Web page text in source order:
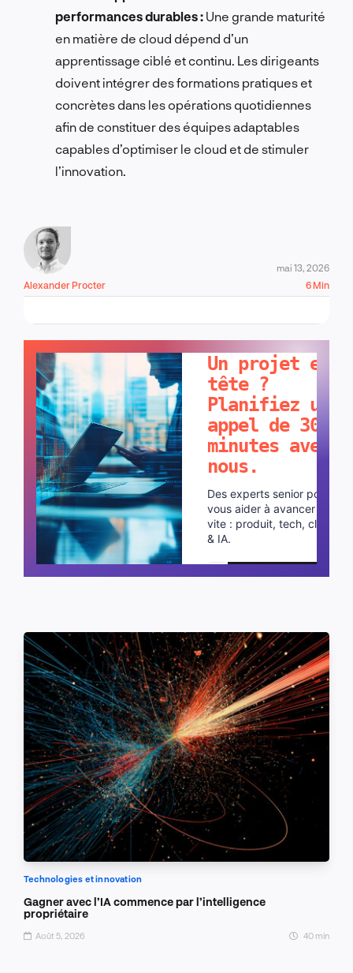
performances durables : Une grande maturité
en matière de cloud dépend d’un
apprentissage ciblé et continu. Les dirigeants
doivent intégrer des formations pratiques et
concrètes dans les opérations quotidiennes
afin de constituer des équipes adaptables
capables d’optimiser le cloud et de stimuler
l’innovation.
Alexander Procter
mai 13, 2026
6 Min
Un projet en
tête ?
Planifiez un
appel de 30
minutes avec
nous.
Des experts senior pour
vous aider à avancer plus
vite : produit, tech, cloud
& IA.
Planifier un appel
Technologies et innovation
Gagner avec l’IA commence par l’intelligence
propriétaire
Août 5, 2026 40 min